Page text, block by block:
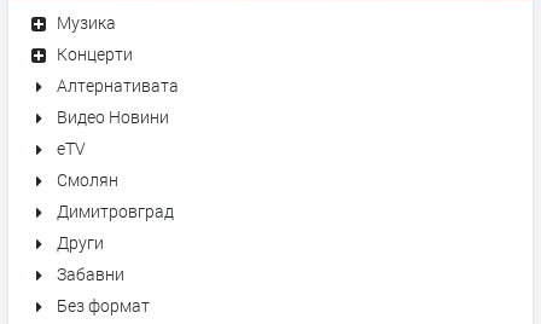
Музика
Концерти
Алтернативата
Видео Новини
eTV
Смолян
Димитровград
Други
Забавни
Без формат